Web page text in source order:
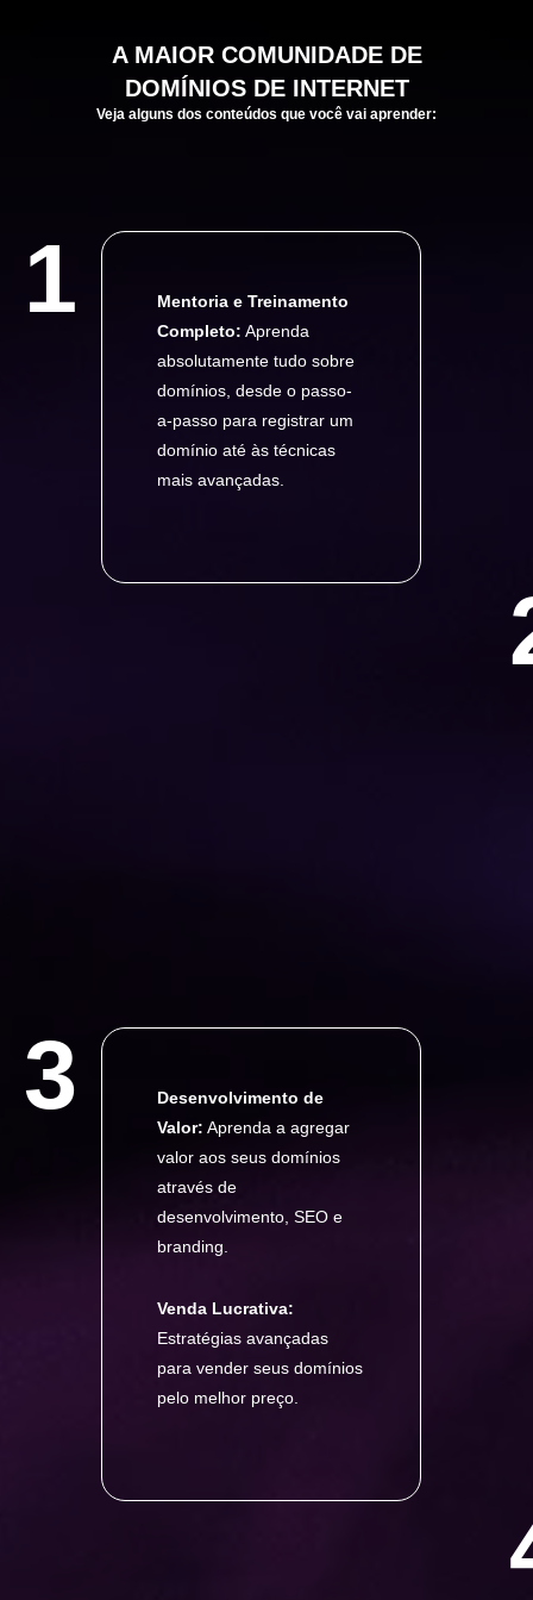
A MAIORCOMUNIDADE DE
DOMÍNIOS DE INTERNET
Veja alguns dos conteúdos que você vai aprender:
1
Mentoria e Treinamento
Completo: Aprenda
absolutamente tudo sobre
domínios, desde o passo-
a-passo para registrar um
domínio até às técnicas
mais avançadas.
3
Desenvolvimento de
Valor: Aprenda a agregar
valor aos seus domínios
através de
desenvolvimento, SEO e
branding.
Venda Lucrativa:
Estratégias avançadas
para vender seus domínios
pelo melhor preço.